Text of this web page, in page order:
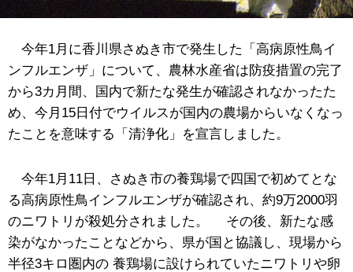
今年1月に香川県さぬき市で発生した「高病原性鳥イ
ンフルエンザ」について、農林水産省は防疫措置の完了
から3カ月間、国内で新たな発生が確認されなかったた
め、今月15日付でウイルスが国内の農場からいなくなっ
たことを意味する「清浄化」を宣言しました。
今年1月11日、さぬき市の養鶏場で四国で初めてとな
る高病原性鳥インフルエンザが確認され、約9万2000羽
のニワトリが殺処分されました。 その後、新たな感
染がなかったことなどから、県が国と協議し、現場から
半径3キロ圏内の 養鶏場に設けられていたニワトリや卵